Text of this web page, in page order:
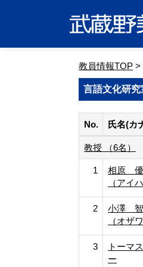
教員情報TOP >
言語文化研
No. 氏名(カ
教授 （6名）
1
相原
（アイ
2
小澤
（オザ
3
トーマ
ー